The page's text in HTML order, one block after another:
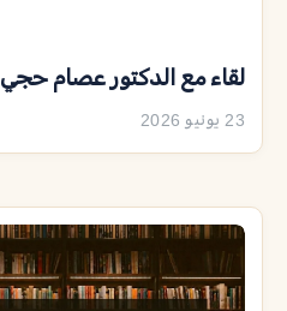
لقاء مع الدكتور عصام حجي
23 يونيو 2026